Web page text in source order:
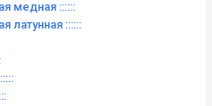
медная ::::::
латунная ::::::